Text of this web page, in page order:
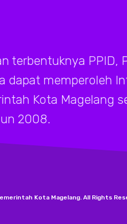
terbentuknya PPID,
dapat memperoleh
Kota Magelang
2008.
Kota Magelang. All Rights